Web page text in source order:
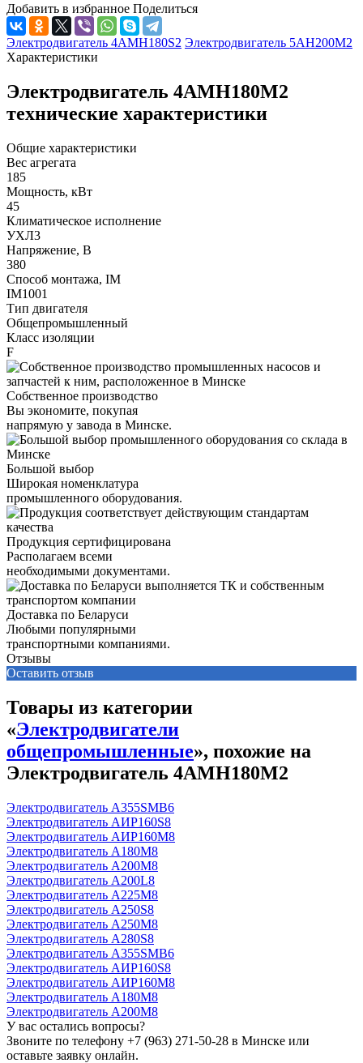
Добавить в избранное Поделиться
Электродвигатель 4АМН180S2 Электродвигатель 5АН200М2
Характеристики
Электродвигатель 4АМН180М2
технические характеристики
Общие характеристики
Вес агрегата
185
Мощность, кВт
45
Климатическое исполнение
УХЛ3
Напряжение, В
380
Способ монтажа, IM
IM1001
Тип двигателя
Общепромышленный
Класс изоляции
F
Собственное производство
Вы экономите, покупая
напрямую у завода в Минске.
Большой выбор
Широкая номенклатура
промышленного оборудования.
Продукция сертифицирована
Располагаем всеми
необходимыми документами.
Доставка по Беларуси
Любыми популярными
транспортными компаниями.
Отзывы
Оставить отзыв
Товары из категории
«Электродвигатели
общепромышленные», похожие на
Электродвигатель 4АМН180М2
Электродвигатель А355SМВ6
Электродвигатель АИР160S8
Электродвигатель АИР160М8
Электродвигатель А180М8
Электродвигатель А200М8
Электродвигатель А200L8
Электродвигатель А225М8
Электродвигатель А250S8
Электродвигатель А250М8
Электродвигатель А280S8
Электродвигатель А355SМВ6
Электродвигатель АИР160S8
Электродвигатель АИР160М8
Электродвигатель А180М8
Электродвигатель А200М8
У вас остались вопросы?
Звоните по телефону +7 (963) 271-50-28 в Минске или
оставьте заявку онлайн.